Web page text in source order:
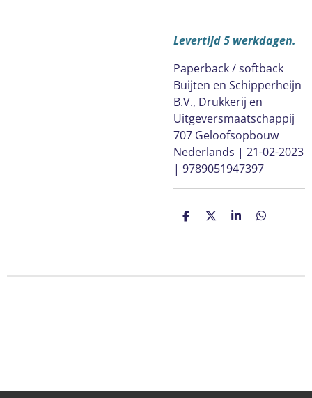
Levertijd 5 werkdagen.
Paperback / softback
Buijten en Schipperheijn
B.V., Drukkerij en
Uitgeversmaatschappij
707 Geloofsopbouw
Nederlands | 21-02-2023
| 9789051947397
D
D
S
D